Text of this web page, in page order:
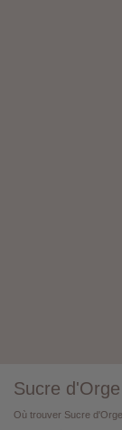
Sucre d'Orge
Où trouver Sucre